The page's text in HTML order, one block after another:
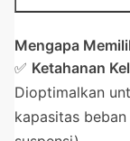
Mengapa
✅ Ketahanan
Dioptimalkan
kapasitas